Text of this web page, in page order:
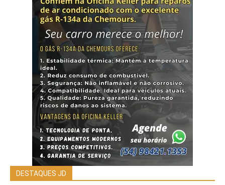
DESTAQUES JD